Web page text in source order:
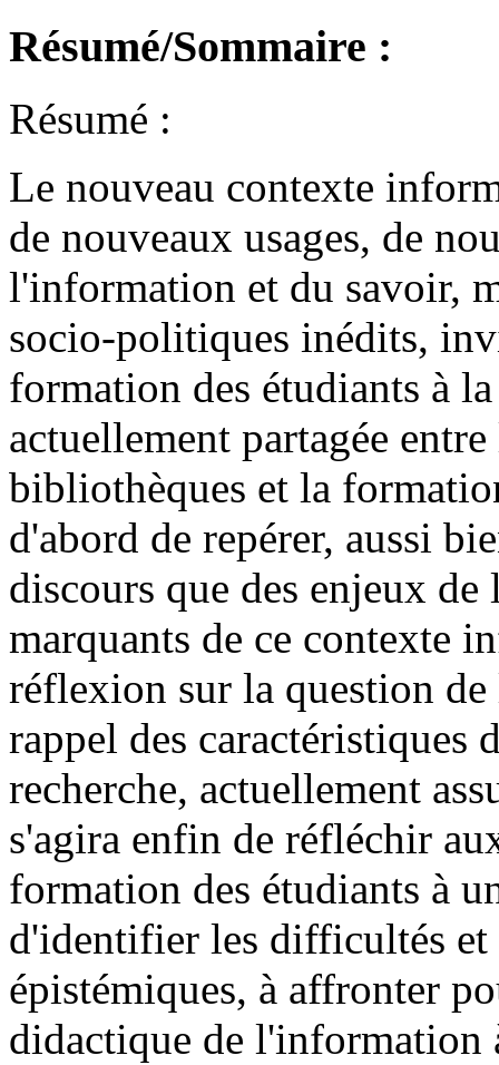
Résumé/Sommaire :
Résumé :
Le nouveau contexte
de nouveaux usages, de
l'information et du savoir,
socio-politiques inédits,
formation des étudiants à
actuellement partagée
bibliothèques et la
d'abord de repérer, aussi
discours que des enjeux
marquants de ce contexte
réflexion sur la question
rappel des caractéristiques
recherche, actuellement
s'agira enfin de réfléchir
formation des étudiants à
d'identifier les difficultés et
épistémiques, à affronter
didactique de l'information